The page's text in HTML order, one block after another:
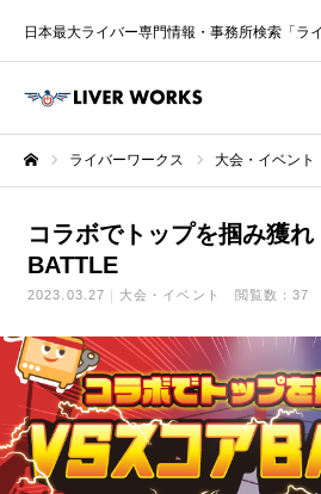
日本最大ライバー専門情報・事務所検索「ラ
ライバーワークス 大会・イベント
コラボでトップを掴み獲
BATTLE
2023.03.27 大会・イベント 閲覧数：37